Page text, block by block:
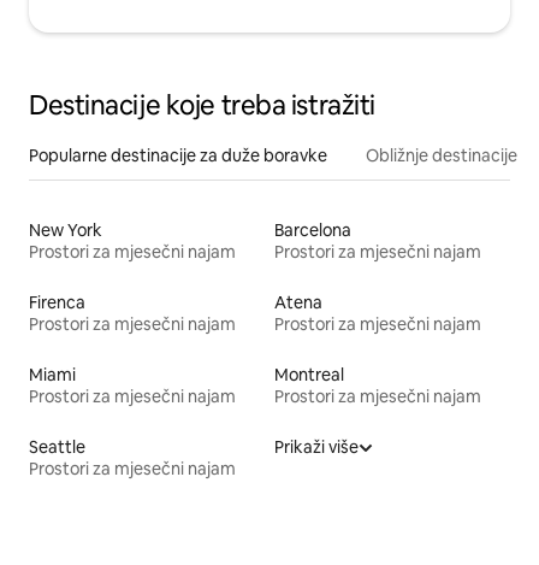
Destinacije koje treba istražiti
Popularne destinacije za duže boravke Obližnje destinacije
New York
Prostori za mjesečni najam
Barcelona
Prostori za mjesečni najam
Firenca
Prostori za mjesečni najam
Atena
Prostori za mjesečni najam
Miami
Prostori za mjesečni najam
Montreal
Prostori za mjesečni najam
Seattle
Prostori za mjesečni najam
Prikaži više